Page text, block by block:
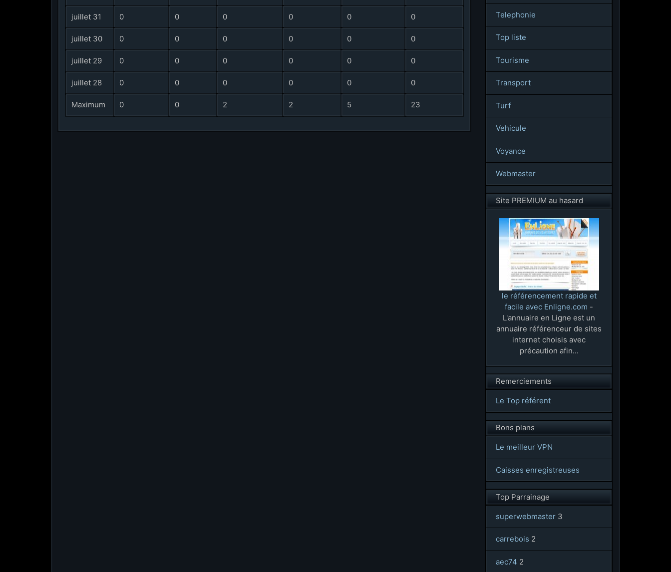
juillet 31 0 0 0 0 0 0
juillet 30 0 0 0 0 0 0
juillet 29 0 0 0 0 0 0
juillet 28 0 0 0 0 0 0
Maximum 0 0 2 2 5 23
Telephonie
Top liste
Tourisme
Transport
Turf
Vehicule
Voyance
Webmaster
Site PREMIUM au hasard
le référencement rapide et
facile avec Enligne.com -
L'annuaire en Ligne est un
annuaire référenceur de sites
internet choisis avec
précaution afin...
Remerciements
Le Top référent
Bons plans
Le meilleur VPN
Caisses enregistreuses
Top Parrainage
superwebmaster 3
carrebois 2
aec74 2